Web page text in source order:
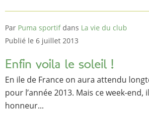
Par Puma sportif dans La vie du club
Publié le 6 juillet 2013
Enfin voila le soleil !
En ile de France on aura attendu
pour l’année 2013. Mais ce week-end,
honneur...